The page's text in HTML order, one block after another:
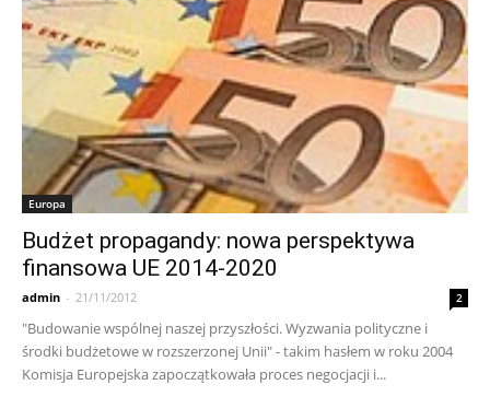
Europa
Budżet propagandy: nowa perspektywa
finansowa UE 2014-2020
admin - 21/11/2012 2
"Budowanie wspólnej naszej przyszłości. Wyzwania polityczne i
środki budżetowe w rozszerzonej Unii" - takim hasłem w roku 2004
Komisja Europejska zapoczątkowała proces negocjacji i...